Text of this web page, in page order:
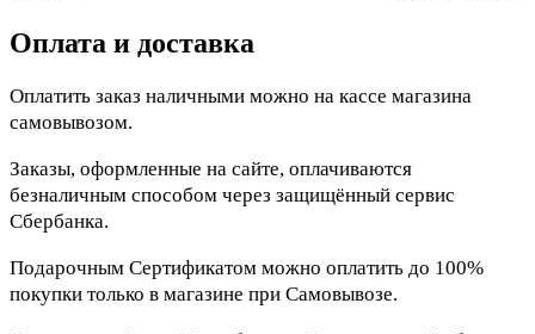
Оплата и доставка
Оплатить заказ наличными можно на кассе магазина
самовывозом.
Заказы, оформленные на сайте, оплачиваются
безналичным способом через защищённый сервис
Сбербанка.
Подарочным Сертификатом можно оплатить до 100%
покупки только в магазине при Самовывозе.